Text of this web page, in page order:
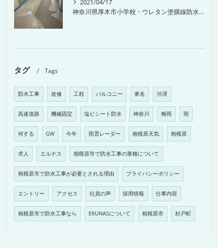
2021/04/17
神奈川県厚木市小学校・ウレタン塗膜線防水工事
タグ Tags
防水工事 改修 工程 バルコニー 東名 渋滞
高速道路 機械固定 塩ビシート防水 神奈川 梅雨 雨
何する GW 今年 雨雲レーダー 相模原天気 相模原
求人 エルナス 相模原市で防水工事の業種について
相模原市で防水工事が必要とされる理由 プライバシーポリシー
エントリー アクセス 社員の声 採用情報 仕事内容
相模原市で防水工事なら ERUNASについて 相模原市 杉戸町